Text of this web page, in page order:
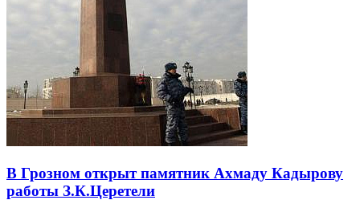
В Грозном открыт памятник Ахмаду Кадырову
работы З.К.Церетели